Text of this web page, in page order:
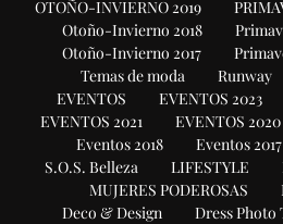
OTOÑO-INVIERNO 2019
Otoño-Invierno 2018
Otoño-Invierno 2017
Temas de moda
Runway
EVENTOS
EVENTOS 2023
EVENTOS 2021
EVENTOS 2020
Eventos 2018
Eventos 2017
S.O.S. Belleza
LIFESTYLE
MUJERES PODEROSAS
Deco & Design
Dress Photo